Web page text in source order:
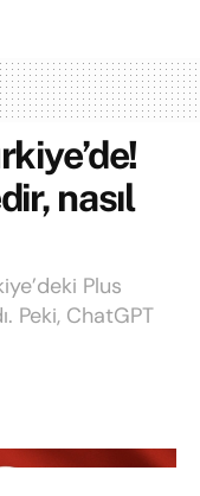
nasıl
Plus
Peki, ChatGPT